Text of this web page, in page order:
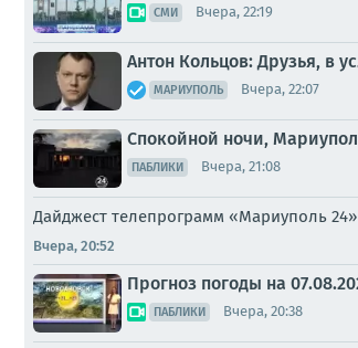
СМИ Вчера, 22:19
Антон Кольцов: Друзья, в
МАРИУПОЛЬ Вчера, 22:07
Спокойной ночи,
ПАБЛИКИ Вчера, 21:08
Дайджест телепрограмм «Мариуполь 24»
Вчера, 20:52
Прогноз погоды на
ПАБЛИКИ Вчера, 20:38